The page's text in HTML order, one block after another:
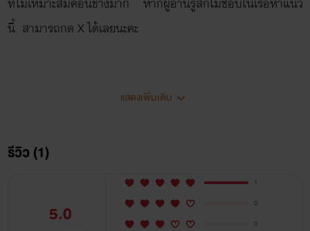
นี้ สามารถกด X ได้เลยนะคะ
เมื่อเพื่อนเคยรักหักหลังเพื่อนตัวเองโดยการข่มขืนเมียเพื่อน
สาวน้อยวัย14ที่ยังไม่ทันแตกเนื้อสาวถึงต้องชดใช้แทนพี่ชาย
แสดงเพิ่มเติม
รีวิว (1)
5.0
1
0
0